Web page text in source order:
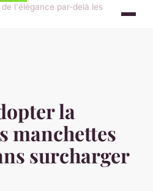
l'élégance par-delà les
la
manchettes
surcharger